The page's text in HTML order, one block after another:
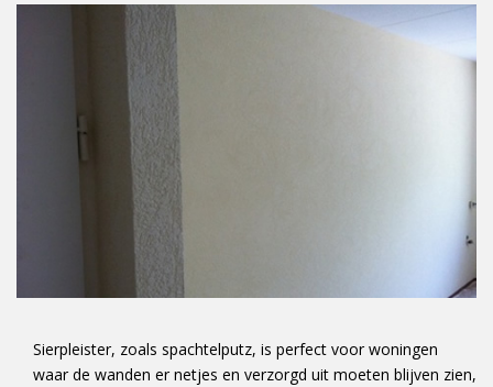
Sierpleister, zoals spachtelputz, is perfect voor woningen
waar de wanden er netjes en verzorgd uit moeten blijven zien,